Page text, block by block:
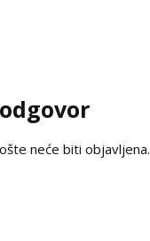
neće biti objavljena.